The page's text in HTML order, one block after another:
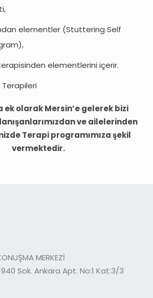
elementler (Stuttering Self
elementlerini içerir.
Terapileri
olarak Mersin’e gelerek bizi
ve ailelerinden
Terapi programımıza şekil
vermektedir.
MERKEZİ
Sok. Ankara Apt. No:1 Kat:3/3